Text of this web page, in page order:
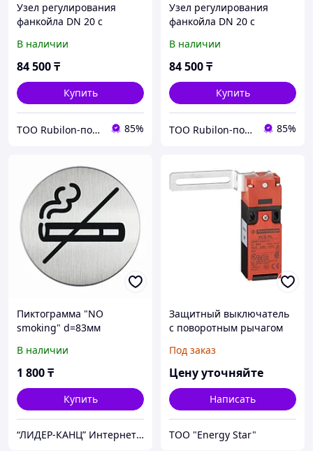
Узел регулирования
фанкойла DN 20 с
Kvs 4,5
В наличии
84 500₸
Купить
ТОО Rubilon-поставщик №1 85%
Узел регулирования
фанкойла DN 20 с
Kvs 4,5
В наличии
84 500₸
Купить
ТОО Rubilon-поставщик №1 85%
Пиктограмма "NO
smoking" d=83мм
В наличии
1 800₸
Купить
“ЛИДЕР-КАНЦ” Интернет магазин
Защитный выключатель
с поворотным рычагом
Под заказ
Цену уточняйте
Написать
ТОО "Energy Star"